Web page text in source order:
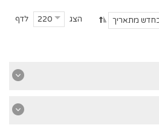
הצג 220 לדף מתאריך